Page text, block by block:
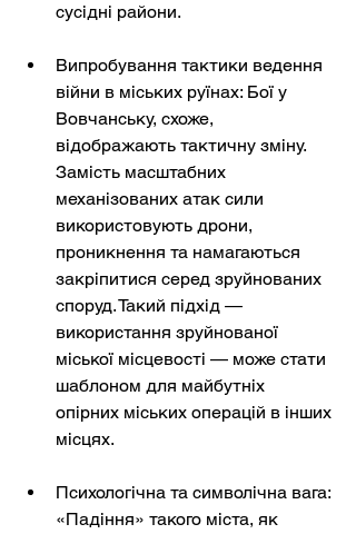
сусідні райони.
Випробування тактики ведення
війни в міських руїнах: Бої у
Вовчанську, схоже,
відображають тактичну зміну.
Замість масштабних
механізованих атак сили
використовують дрони,
проникнення та намагаються
закріпитися серед зруйнованих
споруд. Такий підхід —
використання зруйнованої
міської місцевості — може стати
шаблоном для майбутніх
опірних міських операцій в інших
місцях.
Психологічна та символічна вага:
«Падіння» такого міста, як